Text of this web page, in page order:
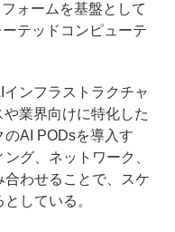
ォームを基盤として
テッドコンピューテ
ンフラストラクチャ
業界向けに特化した
AI PODsを導入す
グ、ネットワーク、
わせることで、スケ
している。